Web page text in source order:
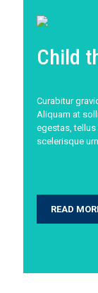
Child
Curabitur
Aliquam at
egestas,
scelerisque
READ